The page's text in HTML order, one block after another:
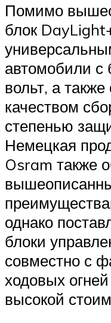
Помимо
блок
автомобили с
вольт, а
качеством
степенью
Немецкая
Osram также
однако
блоки
совместно с
ходовых
высокой